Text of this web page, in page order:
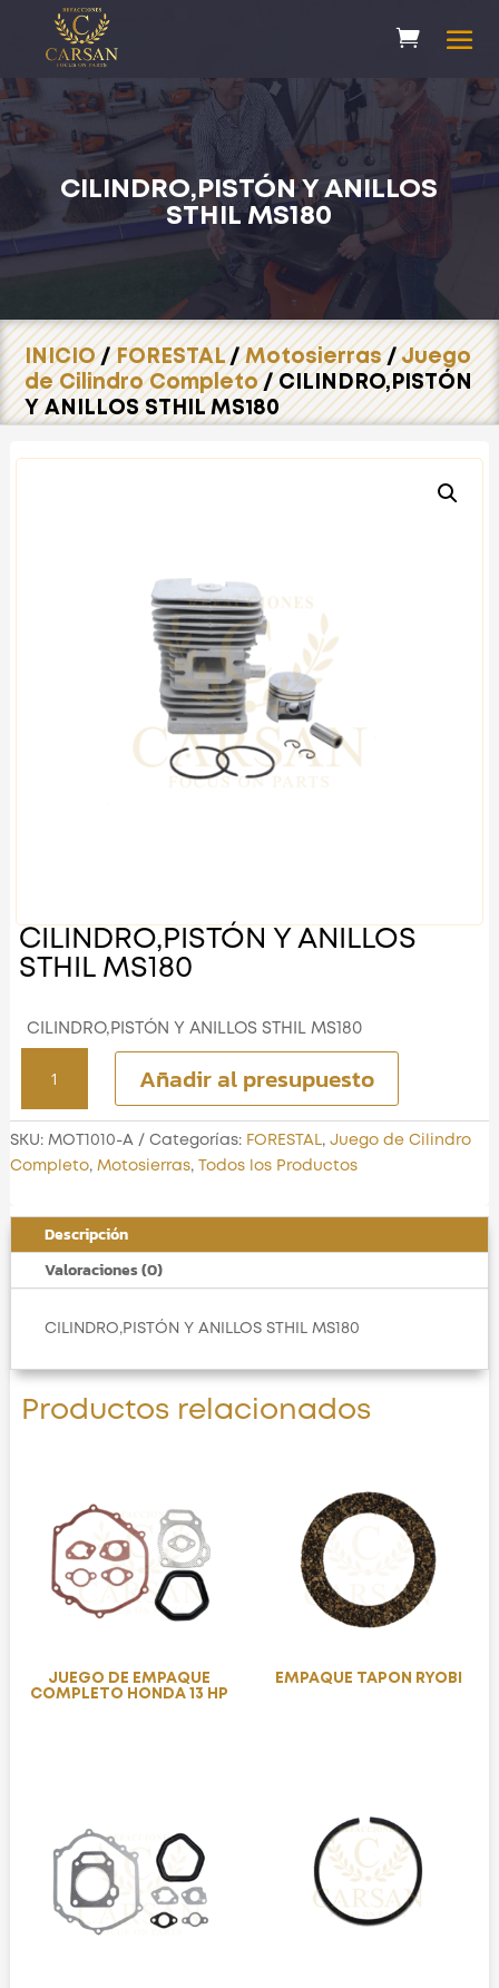
CILINDRO,PISTÓN Y ANILLOS
STHIL MS180
INICIO/FORESTAL/Motosierras/Juego
de Cilindro Completo/ CILINDRO,PISTÓN
Y ANILLOS STHIL MS180
CILINDRO,PISTÓN Y ANILLOS
STHIL MS180
CILINDRO,PISTÓN Y ANILLOS STHIL MS180
CILINDRO,PISTÓN
ANILLOS
STHIL
MS180
Añadir al presupuesto
SKU: MOT1010-A Categorías: FORESTAL, Juego de Cilindro
Completo, Motosierras, Todos los Productos
Descripción
Valoraciones (0)
CILINDRO,PISTÓN Y ANILLOS STHIL MS180
Productos relacionados
JUEGO DE EMPAQUE
COMPLETO HONDA 13 HP
EMPAQUE TAPON RYOBI